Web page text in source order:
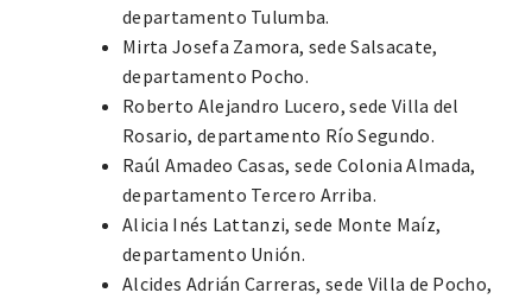
departamento Tulumba.
Mirta Josefa Zamora, sede Salsacate,
departamento Pocho.
Roberto Alejandro Lucero, sede Villa del
Rosario, departamento Río Segundo.
Raúl Amadeo Casas, sede Colonia Almada,
departamento Tercero Arriba.
Alicia Inés Lattanzi, sede Monte Maíz,
departamento Unión.
Alcides Adrián Carreras, sede Villa de Pocho,